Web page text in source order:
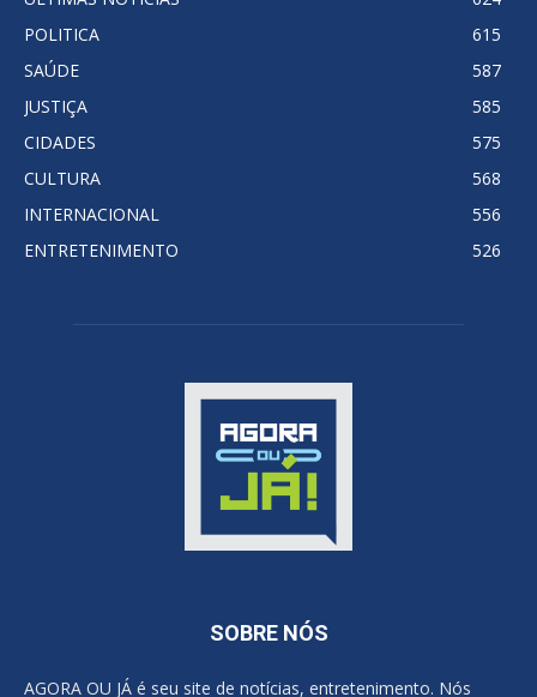
POLITICA
615
SAÚDE
587
JUSTIÇA
585
CIDADES
575
CULTURA
568
INTERNACIONAL
556
ENTRETENIMENTO
526
SOBRE NÓS
AGORA OU JÁ é seu site de notícias, entretenimento. Nós